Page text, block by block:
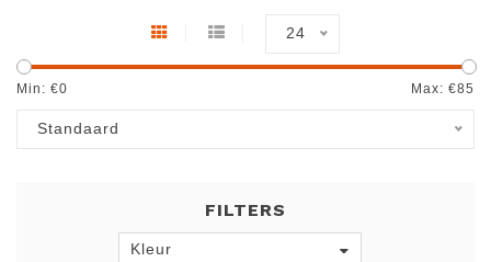
24
Min: €0 Max: €85
Standaard
FILTERS
Kleur